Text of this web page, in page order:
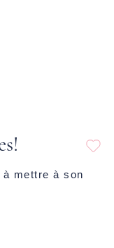
mettre à son